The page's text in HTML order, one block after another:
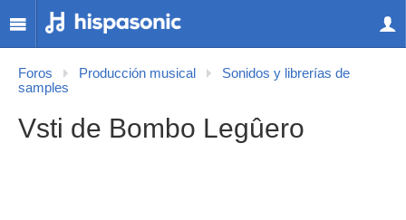
Foros Producción musical
Sonidos y librerías de
samples
Vsti de Bombo Legûero